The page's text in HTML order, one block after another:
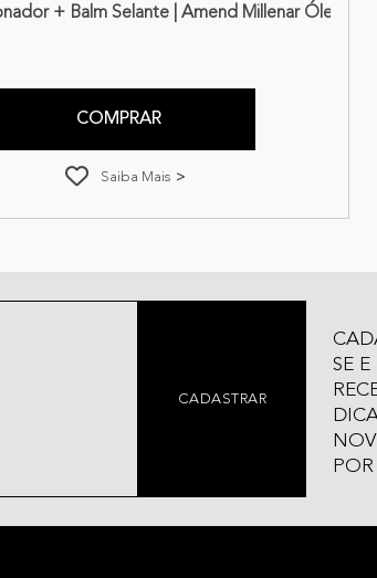
+ Balm Selante | Amend Millenar Óleos
COMPRAR
Saiba Mais
CADASTRAR
SE E